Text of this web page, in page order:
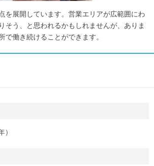
を展開しています。営業エリアが広範囲にわ
そう、と思われるかもしれませんが、ありま
で働き続けることができます。
）